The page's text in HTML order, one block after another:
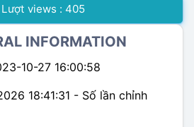
Lượt views : 405
INFORMATION
10-27 16:00:58
18:41:31 - Số lần chỉnh